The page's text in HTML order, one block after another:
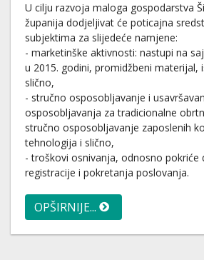
U cilju razvoja maloga gospodarstva
županija dodjeljivat će poticajna
subjektima za slijedeće namjene:
- marketinške aktivnosti: nastupi na
u 2015. godini, promidžbeni materijal,
slično,
- stručno osposobljavanje i
osposobljavanja za tradicionalne
stručno osposobljavanje zaposlenih
tehnologija i slično,
- troškovi osnivanja, odnosno pokriće
registracije i pokretanja poslovanja.
OPŠIRNIJE...